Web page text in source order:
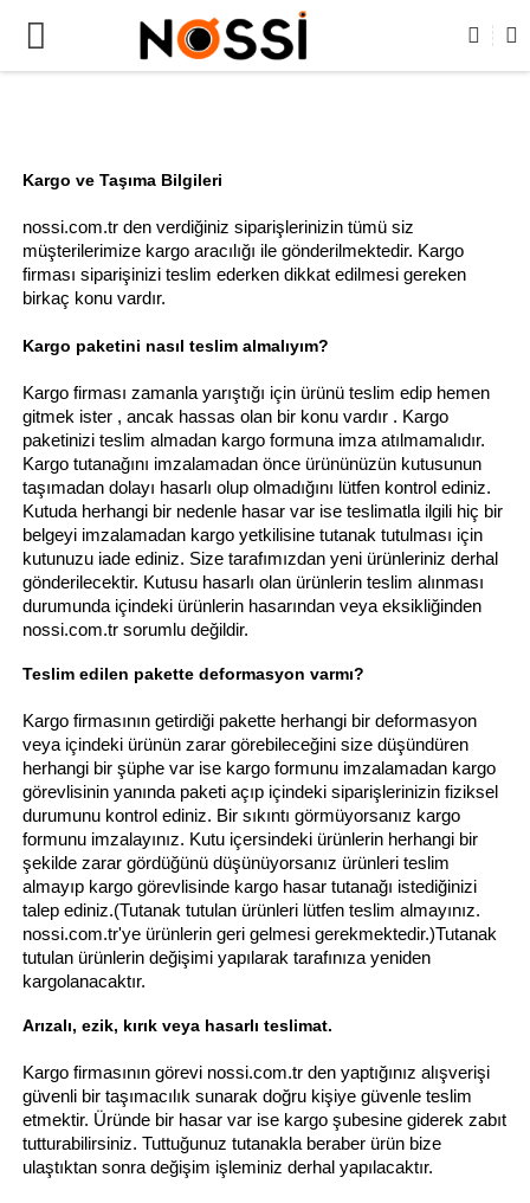
TAMAMI DEMODUR SATIŞA KAPALIDIR !
Kargo ve Taşıma Bilgileri
nossi.com.tr den verdiğiniz siparişlerinizin tümü siz
müşterilerimize kargo aracılığı ile gönderilmektedir. Kargo
firması siparişinizi teslim ederken dikkat edilmesi gereken
birkaç konu vardır.
Kargo paketini nasıl teslim almalıyım?
Kargo firması zamanla yarıştığı için ürünü teslim edip hemen
gitmek ister , ancak hassas olan bir konu vardır . Kargo
paketinizi teslim almadan kargo formuna imza atılmamalıdır.
Kargo tutanağını imzalamadan önce ürününüzün kutusunun
taşımadan dolayı hasarlı olup olmadığını lütfen kontrol ediniz.
Kutuda herhangi bir nedenle hasar var ise teslimatla ilgili hiç bir
belgeyi imzalamadan kargo yetkilisine tutanak tutulması için
kutunuzu iade ediniz. Size tarafımızdan yeni ürünleriniz derhal
gönderilecektir. Kutusu hasarlı olan ürünlerin teslim alınması
durumunda içindeki ürünlerin hasarından veya eksikliğinden
nossi.com.tr sorumlu değildir.
Teslim edilen pakette deformasyon varmı?
Kargo firmasının getirdiği pakette herhangi bir deformasyon
veya içindeki ürünün zarar görebileceğini size düşündüren
herhangi bir şüphe var ise kargo formunu imzalamadan kargo
görevlisinin yanında paketi açıp içindeki siparişlerinizin fiziksel
durumunu kontrol ediniz. Bir sıkıntı görmüyorsanız kargo
formunu imzalayınız. Kutu içersindeki ürünlerin herhangi bir
şekilde zarar gördüğünü düşünüyorsanız ürünleri teslim
almayıp kargo görevlisinde kargo hasar tutanağı istediğinizi
talep ediniz.(Tutanak tutulan ürünleri lütfen teslim almayınız.
nossi.com.tr'ye ürünlerin geri gelmesi gerekmektedir.)Tutanak
tutulan ürünlerin değişimi yapılarak tarafınıza yeniden
kargolanacaktır.
Arızalı, ezik, kırık veya hasarlı teslimat.
Kargo firmasının görevi nossi.com.tr den yaptığınız alışverişi
güvenli bir taşımacılık sunarak doğru kişiye güvenle teslim
etmektir. Üründe bir hasar var ise kargo şubesine giderek zabıt
tutturabilirsiniz. Tuttuğunuz tutanakla beraber ürün bize
ulaştıktan sonra değişim işleminiz derhal yapılacaktır.